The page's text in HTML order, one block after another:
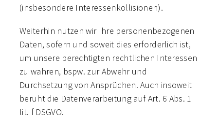
(insbesondere Interessenkollisionen).
Weiterhin nutzen wir Ihre personenbezogenen
Daten, sofern und soweit dies erforderlich ist,
um unsere berechtigten rechtlichen Interessen
zu wahren, bspw. zur Abwehr und
Durchsetzung von Ansprüchen. Auch insoweit
beruht die Datenverarbeitung auf Art. 6 Abs. 1
lit. f DSGVO.